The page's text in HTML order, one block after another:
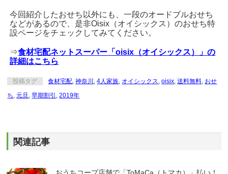
今回紹介したおせち以外にも、一段のオードブルおせち
などがあるので、是非Oisix（オイシックス）のおせち特
設ページをチェックしてみてください。
⇒食材宅配ネットスーパー「oisix（オイシックス）」の
詳細はこちら
投稿タグ 食材宅配 ,神奈川 ,4人家族 オイシックス ,oisix ,送料無料 おせ
ち ,元旦 ,早期割引 ,2019年
関連記事
おうちコープ店舗で「ToMaCa（トマカ）」払い！